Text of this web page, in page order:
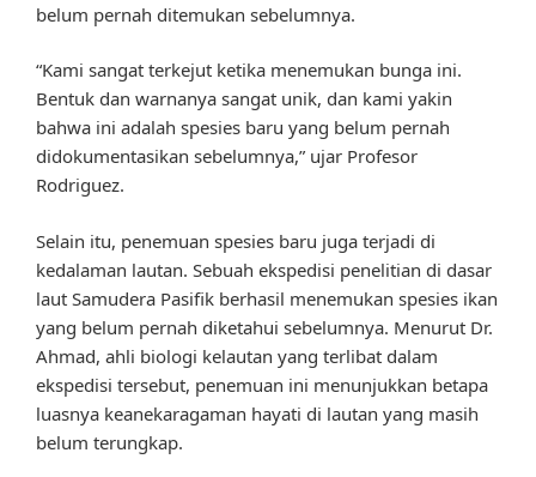
belum pernah ditemukan sebelumnya.
“Kami sangat terkejut ketika menemukan bunga ini.
Bentuk dan warnanya sangat unik, dan kami yakin
bahwa ini adalah spesies baru yang belum pernah
didokumentasikan sebelumnya,” ujar Profesor
Rodriguez.
Selain itu, penemuan spesies baru juga terjadi di
kedalaman lautan. Sebuah ekspedisi penelitian di dasar
laut Samudera Pasifik berhasil menemukan spesies ikan
yang belum pernah diketahui sebelumnya. Menurut Dr.
Ahmad, ahli biologi kelautan yang terlibat dalam
ekspedisi tersebut, penemuan ini menunjukkan betapa
luasnya keanekaragaman hayati di lautan yang masih
belum terungkap.